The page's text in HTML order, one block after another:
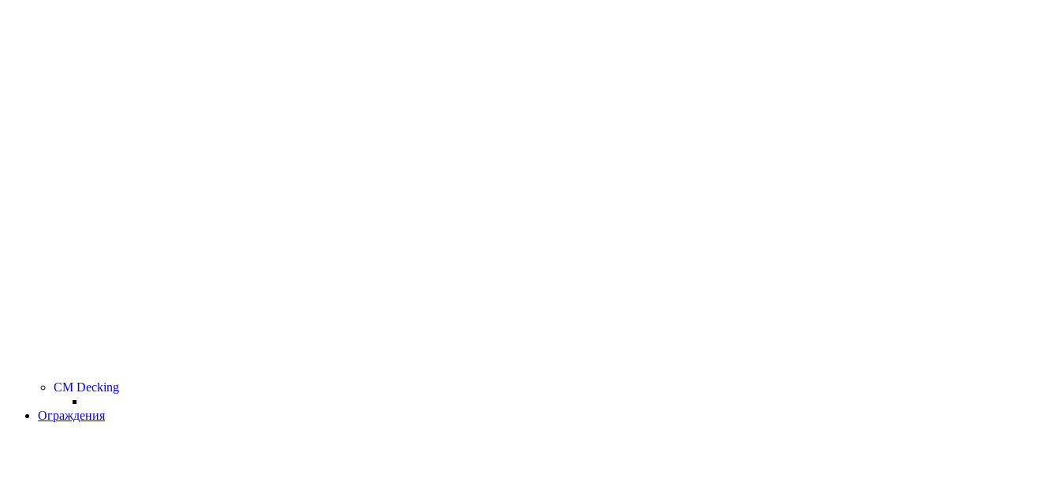
CM Decking
Ограждения